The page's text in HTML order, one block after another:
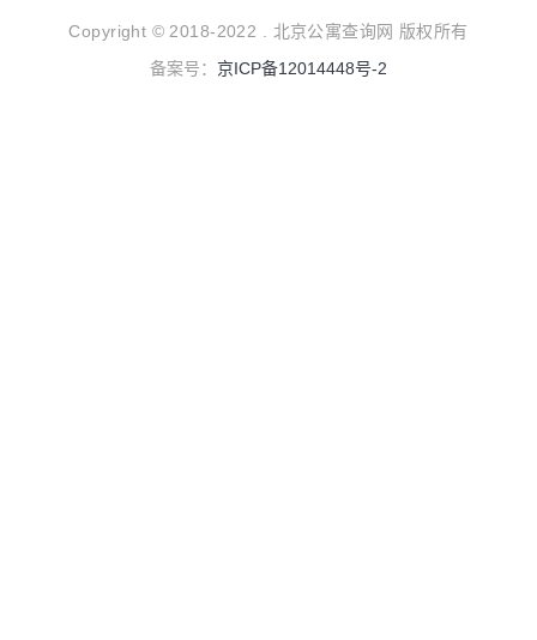
Copyright © 2018-2022 . 北京公寓查询网 版权所有
备案号： 京ICP备12014448号-2